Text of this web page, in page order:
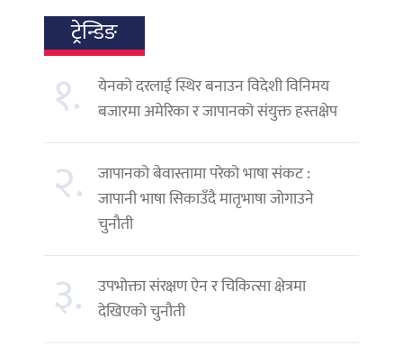
ट्रेन्डिङ
१.
येनको दरलाई स्थिर बनाउन विदेशी विनिमय
बजारमा अमेरिका र जापानको संयुक्त हस्तक्षेप
२. जापानको बेवास्तामा परेको भाषा संकट :
जापानी भाषा सिकाउँदै मातृभाषा जोगाउने
चुनौती
३.
उपभोक्ता संरक्षण ऐन र चिकित्सा क्षेत्रमा
देखिएको चुनौती